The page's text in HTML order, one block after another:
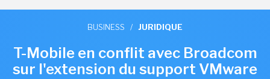
BUSINESS / JURIDIQUE
T-Mobile en conflit avec Broadcom
sur l'extension du support VMware